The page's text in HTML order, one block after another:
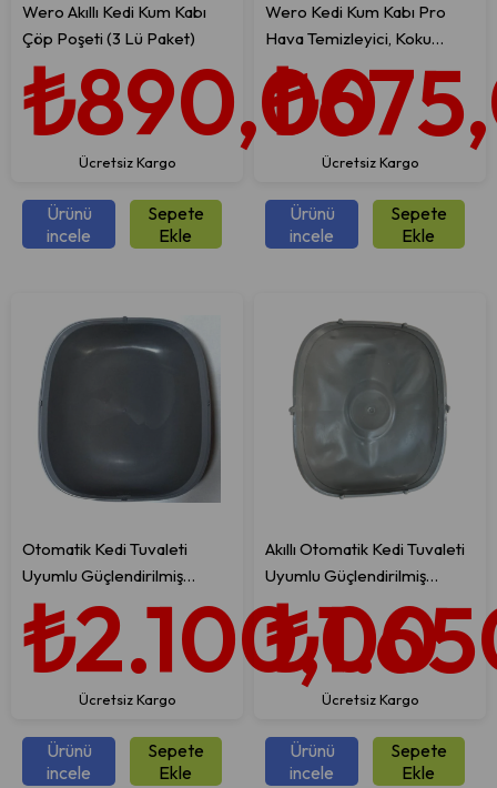
Wero Akıllı Kedi Kum Kabı
Çöp Poşeti (3 Lü Paket)
₺890,00
Sepete
Ekle
Ürünü
incele
Ücretsiz Kargo
Wero Kedi Kum Kabı Pro
Hava Temizleyici, Koku
Giderici ve Azaltıcı
Sepete
Ekle
Ürünü
incele
Ücretsiz Kargo
Otomatik Kedi Tuvaleti
Uyumlu Güçlendirilmiş
Membran
₺2.100,00
Sepete
Ekle
Ürünü
incele
Ücretsiz Kargo
Akıllı Otomatik Kedi Tuvaleti
Uyumlu Güçlendirilmiş
Membran (VİDALI)
Sepete
Ekle
Ürünü
incele
Ücretsiz Kargo